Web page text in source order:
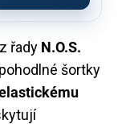
z řady N.O.S.
šortky